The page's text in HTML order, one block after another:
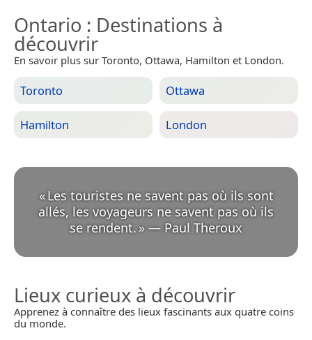
Ontario : Destinations à
découvrir
En savoir plus sur Toronto, Ottawa, Hamilton et London.
Toronto Ottawa
Hamilton London
«Les touristes ne savent pas où ils sont
allés, les voyageurs ne savent pas où ils
se rendent. » — Paul Theroux
Lieux curieux à découvrir
Apprenez à connaître des lieux fascinants aux quatre coins
du monde.